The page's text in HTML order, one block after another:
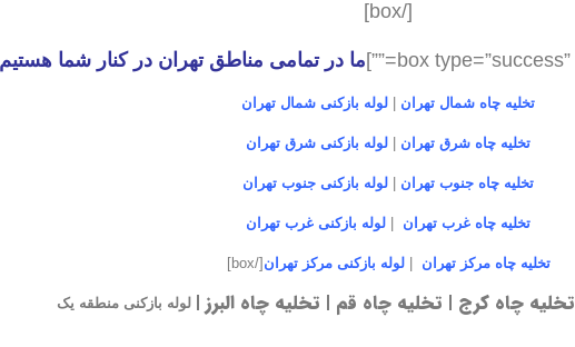
[/box]
ما در تمامی مناطق تهران در کنار شما هستیم
تخلیه چاه شمال تهران لوله بازکنی شمال تهران
تخلیه چاه شرق تهران لوله بازکنی شرق تهران
تخلیه چاه جنوب تهران لوله بازکنی جنوب تهران
تخلیه چاه غرب تهران لوله بازکنی غرب تهران
تخلیه چاه مرکز تهران |لوله بازکنی مرکز تهران [/box]
تخلیه چاه کرج | تخلیه چاه قم | تخلیه چاه البرز | لوله بازکنی منطقه یک